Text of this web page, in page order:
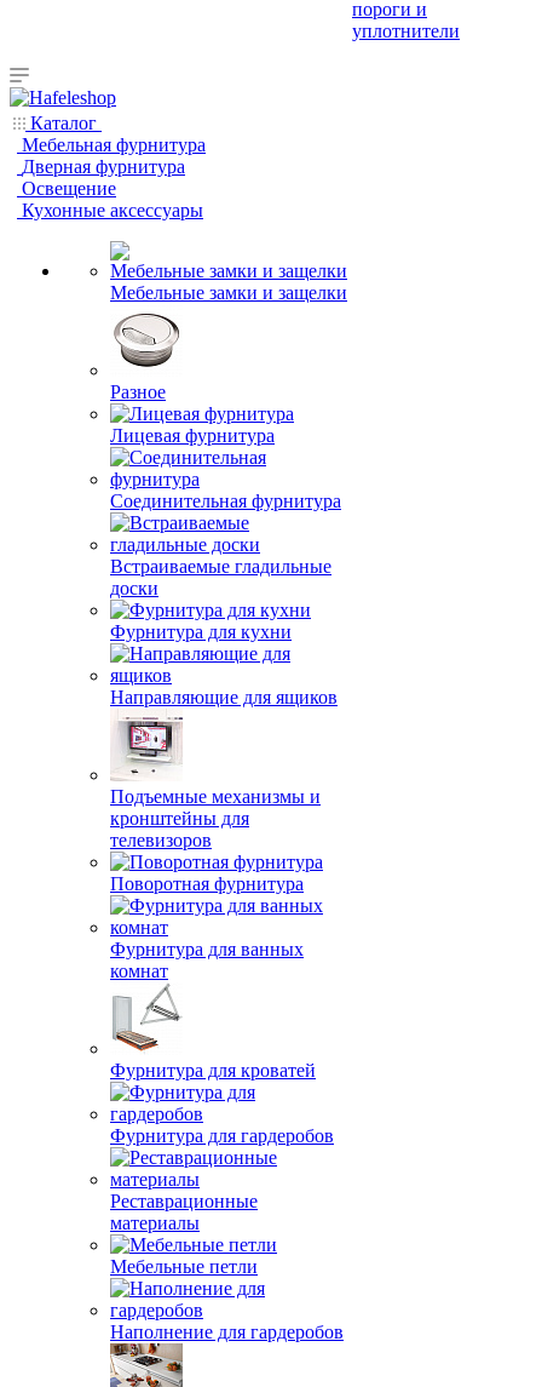
пороги и
уплотнители
Каталог
Мебельная фурнитура
Дверная фурнитура
Освещение
Кухонные аксессуары
Мебельные замки и защелки
Разное
Лицевая фурнитура
Соединительная фурнитура
Встраиваемые гладильные
доски
Фурнитура для кухни
Направляющие для ящиков
Подъемные механизмы и
кронштейны для
телевизоров
Поворотная фурнитура
Фурнитура для ванных
комнат
Фурнитура для кроватей
Фурнитура для гардеробов
Реставрационные
материалы
Мебельные петли
Наполнение для гардеробов